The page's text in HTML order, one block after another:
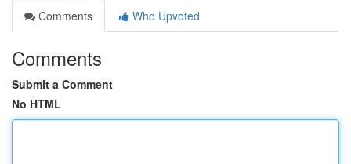
Comments
Who Upvoted
Comments
Submit a Comment
No HTML